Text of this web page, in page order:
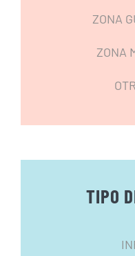
ZONA
ZONA
TIPO